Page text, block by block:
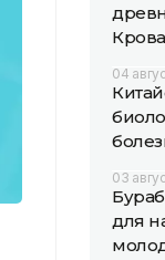
04
03
для